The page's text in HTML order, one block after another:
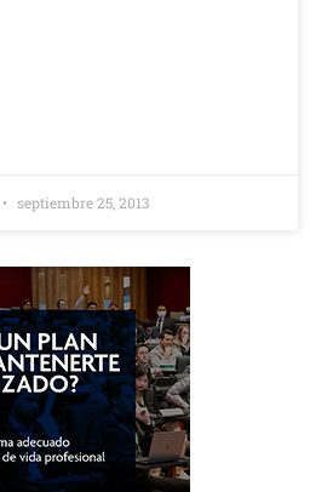
septiembre 25, 2013